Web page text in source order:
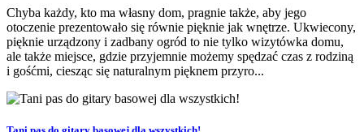
Chyba każdy, kto ma własny dom, pragnie także, aby jego
otoczenie prezentowało się równie pięknie jak wnętrze. Ukwiecony,
pięknie urządzony i zadbany ogród to nie tylko wizytówka domu,
ale także miejsce, gdzie przyjemnie możemy spędzać czas z rodziną
i gośćmi, ciesząc się naturalnym pięknem przyro...